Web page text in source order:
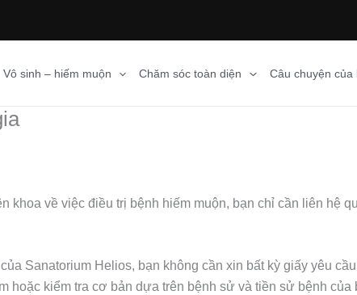
Vô sinh – hiếm muộn Chăm sóc toàn diện Câu chuyện của
về việc điều trị bệnh hiếm muộn, bạn chỉ cần liên hệ
Sanatorium Helios, bạn không cần xin bất kỳ giấy yêu
hoặc kiểm tra cơ bản dựa trên bệnh sử và tiền sử bệnh của